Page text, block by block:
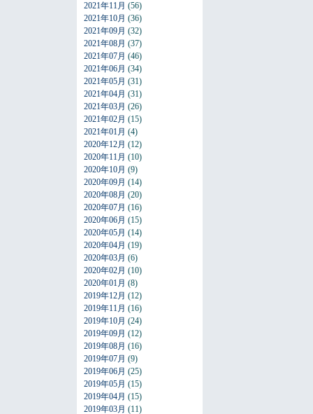
2021年11月 (56)
2021年10月 (36)
2021年09月 (32)
2021年08月 (37)
2021年07月 (46)
2021年06月 (34)
2021年05月 (31)
2021年04月 (31)
2021年03月 (26)
2021年02月 (15)
2021年01月 (4)
2020年12月 (12)
2020年11月 (10)
2020年10月 (9)
2020年09月 (14)
2020年08月 (20)
2020年07月 (16)
2020年06月 (15)
2020年05月 (14)
2020年04月 (19)
2020年03月 (6)
2020年02月 (10)
2020年01月 (8)
2019年12月 (12)
2019年11月 (16)
2019年10月 (24)
2019年09月 (12)
2019年08月 (16)
2019年07月 (9)
2019年06月 (25)
2019年05月 (15)
2019年04月 (15)
2019年03月 (11)